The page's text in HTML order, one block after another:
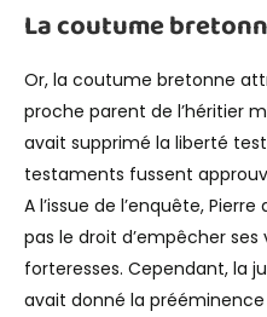
La coutume
Or, la coutume bretonne
proche parent de l’héritier
avait supprimé la liberté
testaments fussent
A l’issue de l’enquête,
pas le droit d’empêcher
forteresses. Cependant, la
avait donné la